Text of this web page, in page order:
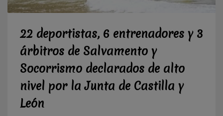
22 deportistas, 6 entrenadores y 3
árbitros de Salvamento y
Socorrismo declarados de alto
nivel por la Junta de Castilla y
León